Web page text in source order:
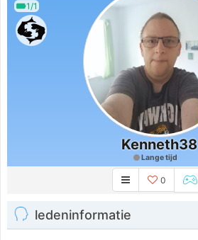
1/1
Kenneth38
Lange tijd
0
ledeninformatie